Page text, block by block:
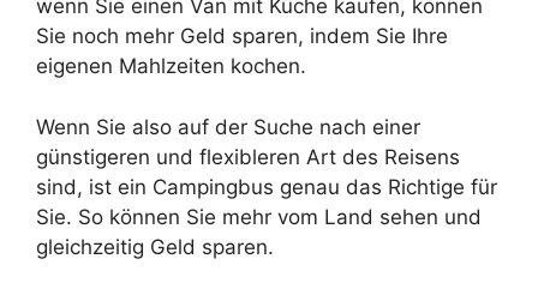
wenn Sie einen Van mit Küche kaufen, können
Sie noch mehr Geld sparen, indem Sie Ihre
eigenen Mahlzeiten kochen.
Wenn Sie also auf der Suche nach einer
günstigeren und flexibleren Art des Reisens
sind, ist ein Campingbus genau das Richtige für
Sie. So können Sie mehr vom Land sehen und
gleichzeitig Geld sparen.